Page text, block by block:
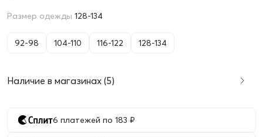
Размер одежды 128-134
92-98 104-110 116-122 128-134
Наличие в магазинах (5)
6 платежей по 183 ₽